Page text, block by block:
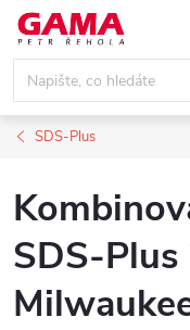
Přejít
obsah
SDS-Plus
SDS-